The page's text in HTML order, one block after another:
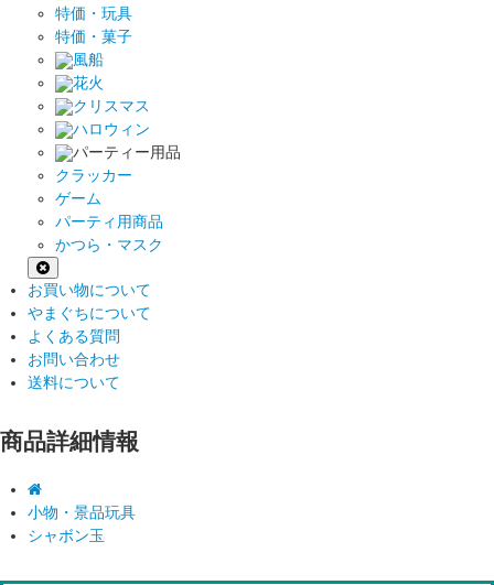
特価・玩具
特価・菓子
風船
花火
クリスマス
ハロウィン
パーティー用品
クラッカー
ゲーム
パーティ用商品
かつら・マスク
お買い物について
やまぐちについて
よくある質問
お問い合わせ
送料について
商品詳細情報
小物・景品玩具
シャボン玉